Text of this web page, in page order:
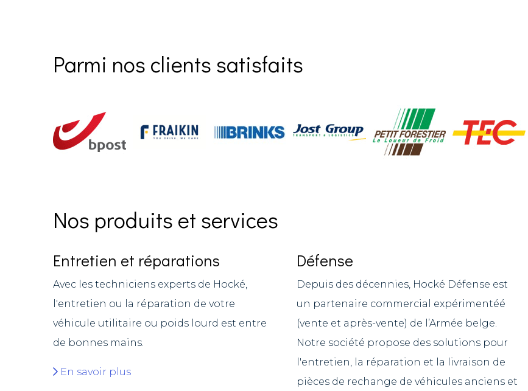
Parmi nos clients satisfaits
Nos produits et services
Entretien et réparations
Avec les techniciens experts de Hocké,
l'entretien ou la réparation de votre
véhicule utilitaire ou poids lourd est entre
de bonnes mains.
En savoir plus
Défense
Depuis des décennies, Hocké Défense est
un partenaire commercial expérimentéé
(vente et après-vente) de l’Armée belge.
Notre société propose des solutions pour
l'entretien, la réparation et la livraison de
pièces de rechange de véhicules anciens et